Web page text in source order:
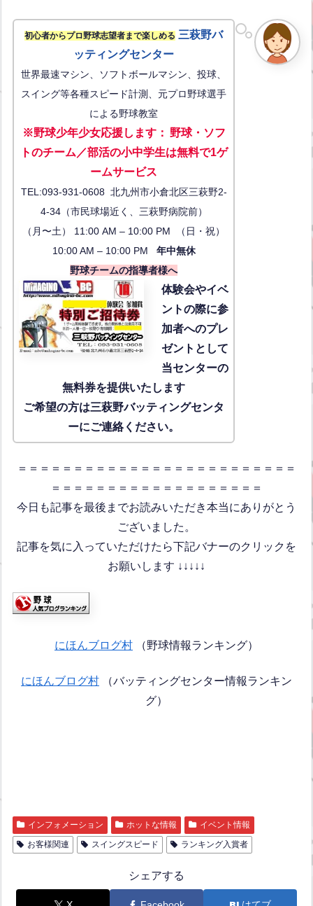
初心者からプロ野球志望者まで楽しめる 三萩野バ
ッティングセンター
世界最速マシン、ソフトボールマシン、投球、
スイング等各種スピード計測、元プロ野球選手
による野球教室
※野球少年少女応援します： 野球・ソフ
トのチーム／部活の小中学生は無料で1ゲ
ームサービス
TEL:093-931-0608 北九州市小倉北区三萩野2-
4-34（市民球場近く、三萩野病院前）
（月〜土） 11:00 AM – 10:00 PM （日・祝）
10:00 AM – 10:00 PM 年中無休
野球チームの指導者様へ
体験会やイベ
ントの際に参
加者へのプレ
ゼントとして
当センターの
無料券を提供いたします
ご希望の方は三萩野バッティングセンタ
ーにご連絡ください。
＝＝＝＝＝＝＝＝＝＝＝＝＝＝＝＝＝＝＝＝＝＝＝＝＝
＝＝＝＝＝＝＝＝＝＝＝＝＝＝＝＝＝＝＝
今日も記事を最後までお読みいただき本当にありがとう
ございました。
記事を気に入っていただけたら下記バナーのクリックを
お願いします ↓↓↓↓↓
にほんブログ村 （野球情報ランキング）
にほんブログ村 （バッティングセンター情報ランキン
グ）
インフォメーション ホットな情報
イベント情報
お客様関連
スイングスピード ランキング入賞者
シェアする